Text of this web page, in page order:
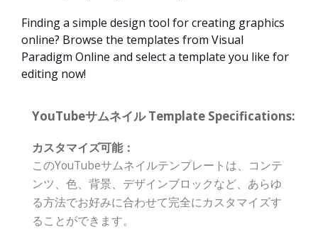
Finding a simple design tool for creating graphics
online? Browse the templates from Visual
Paradigm Online and select a template you like for
editing now!
YouTubeサムネイル Template Specifications:
カスタマイズ可能：
このYouTubeサムネイルテンプレートは、コンテ
ンツ、色、背景、デザインブロックなど、あらゆ
る方法でお好みに合わせて完全にカスタマイズす
ることができます。